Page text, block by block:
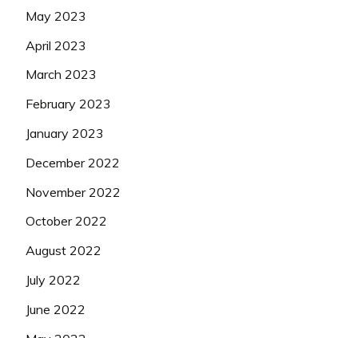
May 2023
April 2023
March 2023
February 2023
January 2023
December 2022
November 2022
October 2022
August 2022
July 2022
June 2022